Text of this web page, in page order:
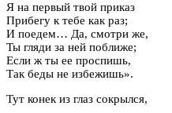
Я на первый твой приказ
Прибегу к тебе как раз;
И поедем… Да, смотри же,
Ты гляди за ней поближе;
Если ж ты ее проспишь,
Так беды не избежишь».
Тут конек из глаз сокрылся,